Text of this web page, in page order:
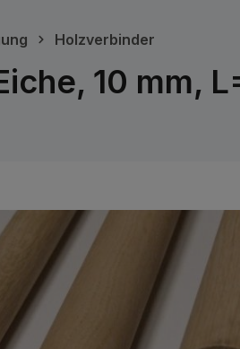
Holzverbinder
10 mm,